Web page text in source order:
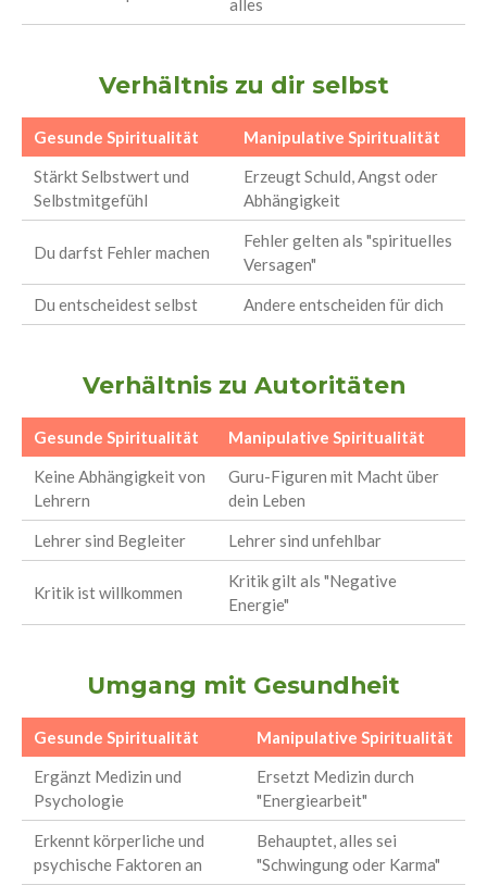
alles
Verhältnis zu dir selbst
Gesunde Spiritualität
Manipulative Spiritualität
Stärkt Selbstwert und
Selbstmitgefühl
Erzeugt Schuld, Angst oder
Abhängigkeit
Du darfst Fehler machen
Fehler gelten als "spirituelles
Versagen"
Du entscheidest selbst Andere entscheiden für dich
Verhältnis zu Autoritäten
Gesunde Spiritualität
Manipulative Spiritualität
Keine Abhängigkeit von
Lehrern
Guru-Figuren mit Macht über
dein Leben
Lehrer sind Begleiter Lehrer sind unfehlbar
Kritik ist willkommen
Kritik gilt als "Negative
Energie"
Umgang mit Gesundheit
Gesunde Spiritualität
Manipulative Spiritualität
Ergänzt Medizin und
Psychologie
Ersetzt Medizin durch
"Energiearbeit"
Erkennt körperliche und
psychische Faktoren an
Behauptet, alles sei
"Schwingung oder Karma"